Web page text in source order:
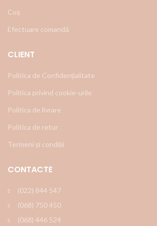
Coș
Efectuare comandă
CLIENT
Politica de Confidențialitate
Politica privind cookie-urile
Politica de livrare
Politica de retur
Termeni și condiții
CONTACTE
(022) 844 547
(068) 750 450
(068) 446 524